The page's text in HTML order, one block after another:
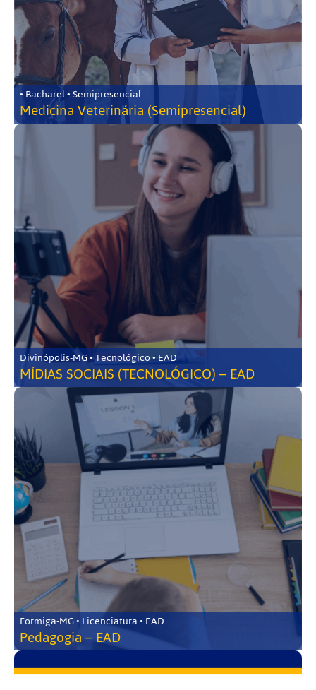
• Bacharel • Semipresencial
Medicina Veterinária (Semipresencial)
Divinópolis-MG • Tecnológico • EAD
MÍDIAS SOCIAIS (TECNOLÓGICO) – EAD
Formiga-MG • Licenciatura • EAD
Pedagogia – EAD